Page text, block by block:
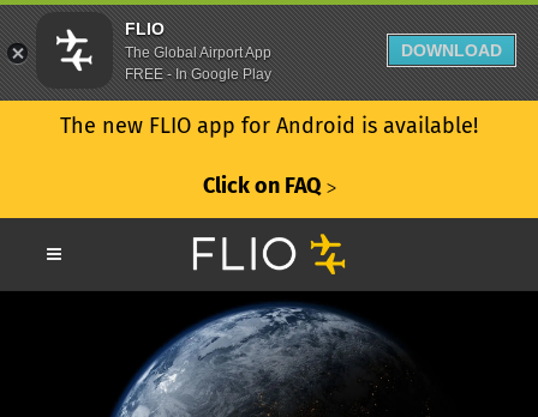
The new FLIO app for Android is available!
Click on FAQ ᐳ
FLIO
The Global Airport App
FREE - In Google Play
DOWNLOAD